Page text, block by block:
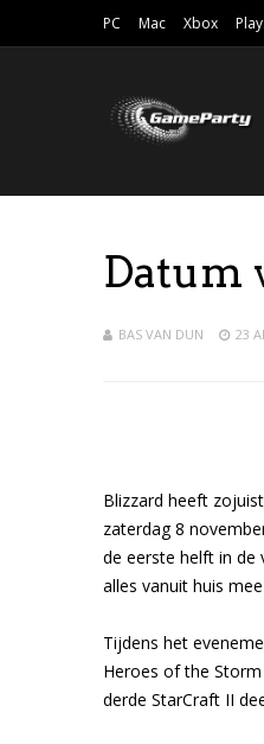
PC Mac Xbox
Datum
BAS VAN DUN 23
Blizzard heeft
zaterdag 8
de eerste helft in de
alles vanuit huis
Tijdens het
Heroes of the
derde StarCraft II